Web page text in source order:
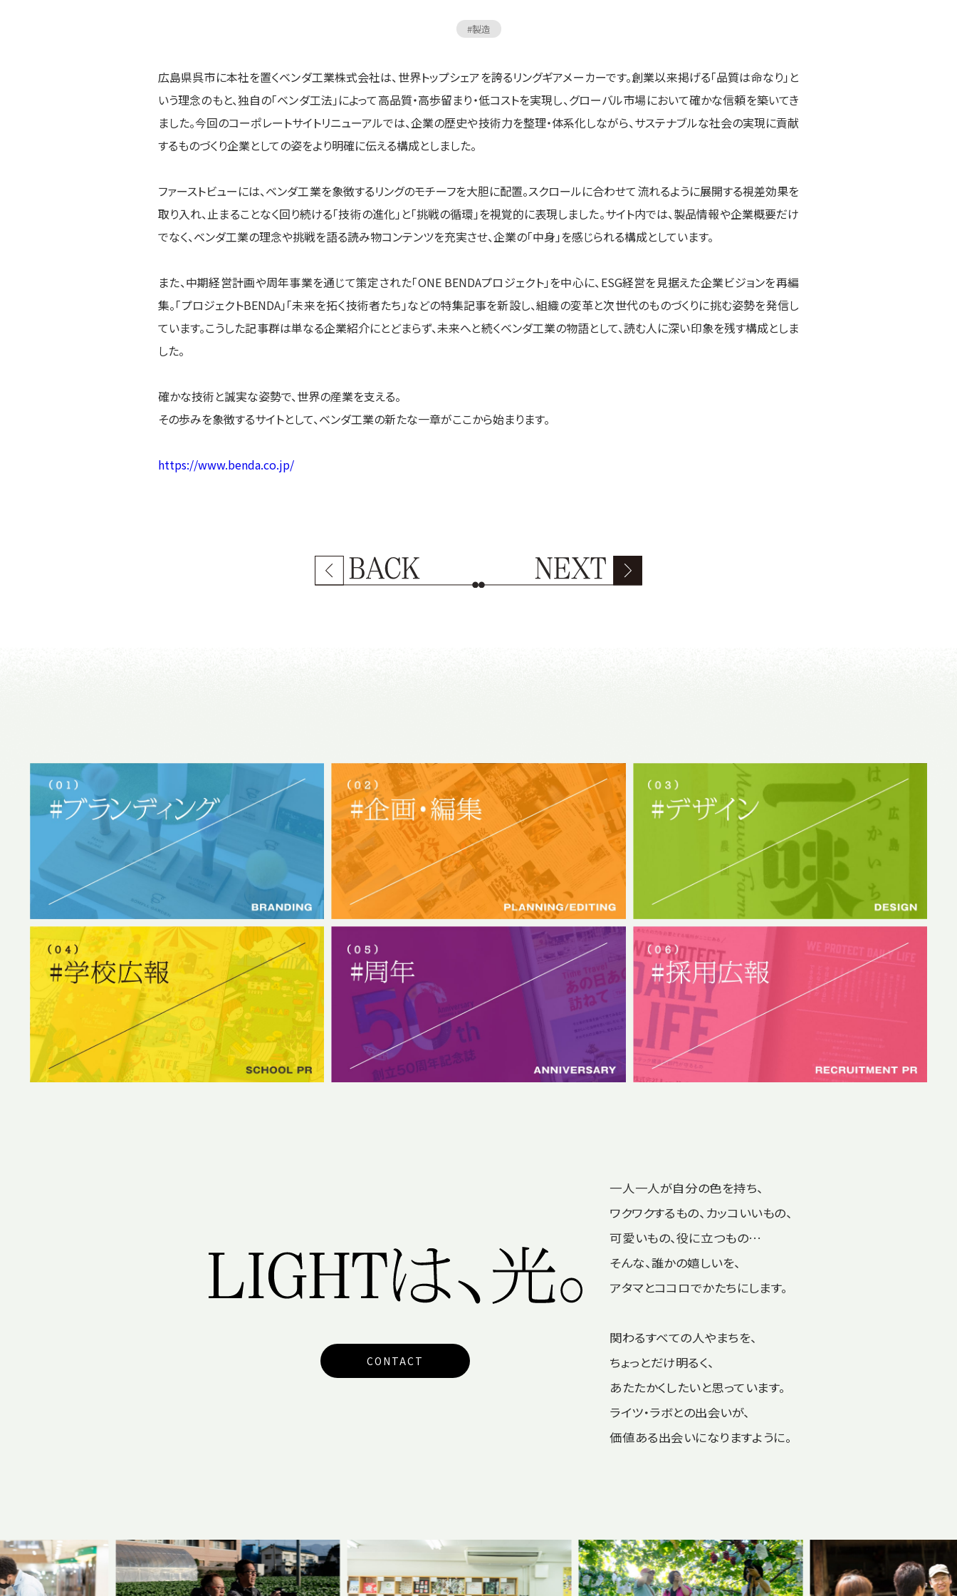
#製造
広島県呉市に本社を置くベンダ工業株式会社は、世界トップシェアを誇るリングギアメーカーです。創業以来掲げる「品質は命なり」と
いう理念のもと、独自の「ベンダ工法」によって高品質・高歩留まり・低コストを実現し、グローバル市場において確かな信頼を築いてき
ました。今回のコーポレートサイトリニューアルでは、企業の歴史や技術力を整理・体系化しながら、サステナブルな社会の実現に貢献
するものづくり企業としての姿をより明確に伝える構成としました。
ファーストビューには、ベンダ工業を象徴するリングのモチーフを大胆に配置。スクロールに合わせて流れるように展開する視差効果を
取り入れ、止まることなく回り続ける「技術の進化」と「挑戦の循環」を視覚的に表現しました。サイト内では、製品情報や企業概要だけ
でなく、ベンダ工業の理念や挑戦を語る読み物コンテンツを充実させ、企業の「中身」を感じられる構成としています。
また、中期経営計画や周年事業を通じて策定された「ONE BENDAプロジェクト」を中心に、ESG経営を見据えた企業ビジョンを再編
集。「プロジェクトBENDA」「未来を拓く技術者たち」などの特集記事を新設し、組織の変革と次世代のものづくりに挑む姿勢を発信し
ています。こうした記事群は単なる企業紹介にとどまらず、未来へと続くベンダ工業の物語として、読む人に深い印象を残す構成としま
した。
確かな技術と誠実な姿勢で、世界の産業を支える。
その歩みを象徴するサイトとして、ベンダ工業の新たな一章がここから始まります。
https://www.benda.co.jp/
CONTACT
一人一人が自分の色を持ち、
ワクワクするもの、カッコいいもの、
可愛いもの、役に立つもの…
そんな、誰かの嬉しいを、
アタマとココロでかたちにします。
関わるすべての人やまちを、
ちょっとだけ明るく、
あたたかくしたいと思っています。
ライツ・ラボとの出会いが、
価値ある出会いになりますように。